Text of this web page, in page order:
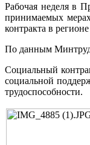
Рабочая неделя в
принимаемых
контракта в
По данным
Социальный
социальной
трудоспособности.